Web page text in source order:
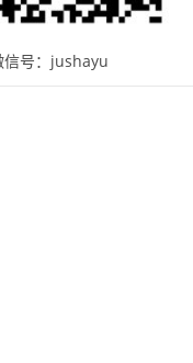
信号：jushayu